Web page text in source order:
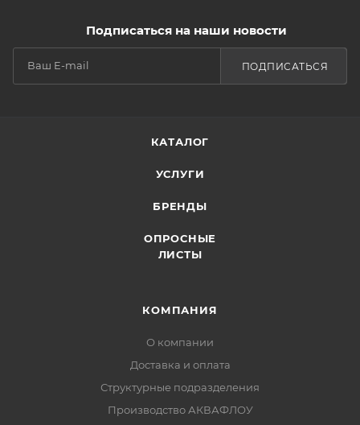
Подписаться на наши новости
ПОДПИСАТЬСЯ
КАТАЛОГ
УСЛУГИ
БРЕНДЫ
ОПРОСНЫЕ
ЛИСТЫ
КОМПАНИЯ
О компании
Доставка и оплата
Структурные подразделения
Производство АКВАФЛОУ